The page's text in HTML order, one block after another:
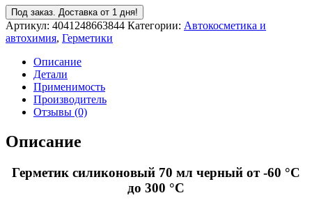
Под заказ. Доставка от 1 дня!
Артикул: 4041248663844 Категории: Автокосметика и
автохимия, Герметики
Описание
Детали
Применимость
Производитель
Отзывы (0)
Описание
Герметик силиконовый 70 мл черный от -60 °С
до 300 °С